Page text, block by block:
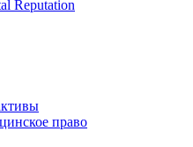
Reputation
право